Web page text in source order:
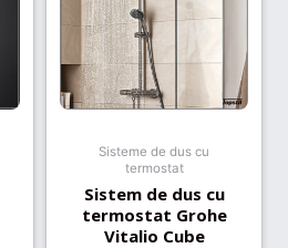
Sisteme de dus cu
termostat
Sistem de dus cu
termostat Grohe
Vitalio Cube